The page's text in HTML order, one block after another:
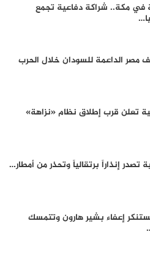
في مكة.. شراكة دفاعية تجمع
مصر الداعمة للسودان خلال الحرب
تعلن قرب إطلاق نظام «نزاهة»
تصدر إنذاراً برتقالياً وتحذر من أمطار…
إعفاء بشير هارون وتتمسك